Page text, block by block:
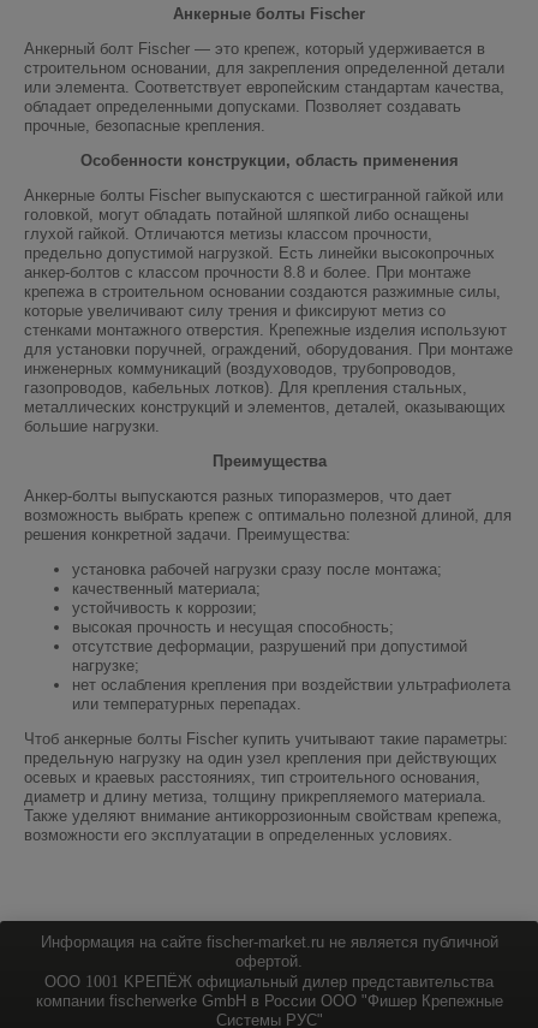
Анкерные болты Fischer
Анкерный болт Fischer — это крепеж, который удерживается в
строительном основании, для закрепления определенной детали
или элемента. Соответствует европейским стандартам качества,
обладает определенными допусками. Позволяет создавать
прочные, безопасные крепления.
Особенности конструкции, область применения
Анкерные болты Fischer выпускаются с шестигранной гайкой или
головкой, могут обладать потайной шляпкой либо оснащены
глухой гайкой. Отличаются метизы классом прочности,
предельно допустимой нагрузкой. Есть линейки высокопрочных
анкер-болтов с классом прочности 8.8 и более. При монтаже
крепежа в строительном основании создаются разжимные силы,
которые увеличивают силу трения и фиксируют метиз со
стенками монтажного отверстия. Крепежные изделия используют
для установки поручней, ограждений, оборудования. При монтаже
инженерных коммуникаций (воздуховодов, трубопроводов,
газопроводов, кабельных лотков). Для крепления стальных,
металлических конструкций и элементов, деталей, оказывающих
большие нагрузки.
Преимущества
Анкер-болты выпускаются разных типоразмеров, что дает
возможность выбрать крепеж с оптимально полезной длиной, для
решения конкретной задачи. Преимущества:
установка рабочей нагрузки сразу после монтажа;
качественный материала;
устойчивость к коррозии;
высокая прочность и несущая способность;
отсутствие деформации, разрушений при допустимой
нагрузке;
нет ослабления крепления при воздействии ультрафиолета
или температурных перепадах.
Чтоб анкерные болты Fischer купить учитывают такие параметры:
предельную нагрузку на один узел крепления при действующих
осевых и краевых расстояниях, тип строительного основания,
диаметр и длину метиза, толщину прикрепляемого материала.
Также уделяют внимание антикоррозионным свойствам крепежа,
возможности его эксплуатации в определенных условиях.
Информация на сайте fischer-market.ru не является публичной
офертой.
ООО 1001 KPEПЁЖ официальный дилер представительства
компании fischerwerke GmbH в России ООО "Фишер Крепежные
Системы РУС"